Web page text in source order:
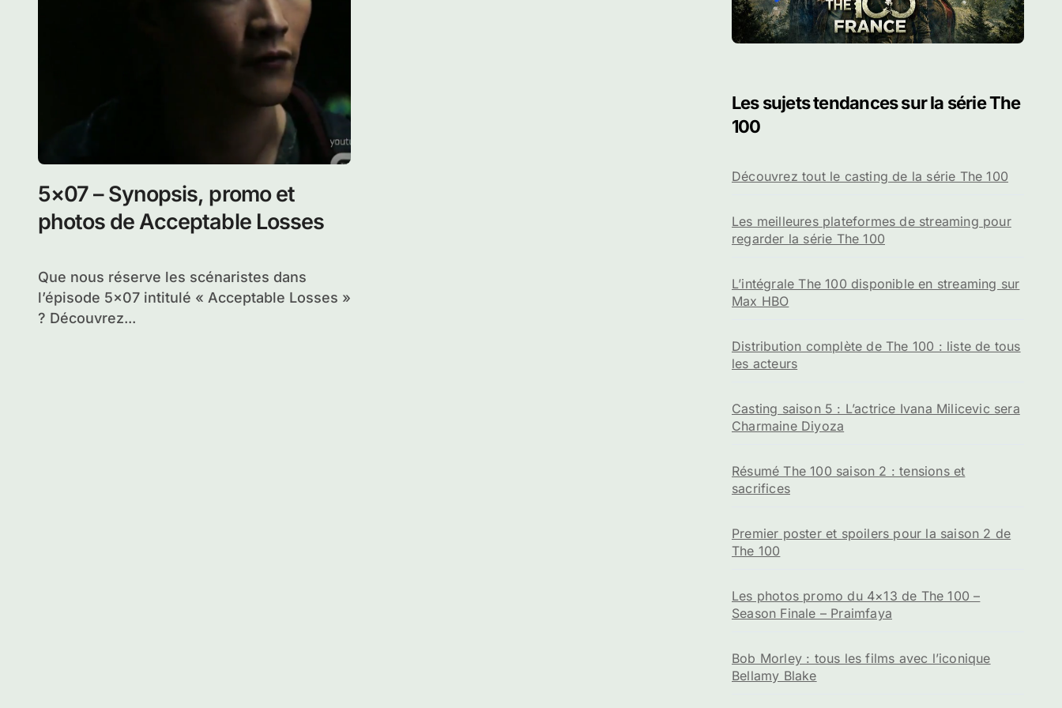
5×07 – Synopsis, promo et
photos de Acceptable Losses
Que nous réserve les scénaristes dans
l’épisode 5×07 intitulé « Acceptable Losses »
? Découvrez...
Les sujets tendances sur la série The
100
Découvrez tout le casting de la série The 100
Les meilleures plateformes de streaming pour
regarder la série The 100
L’intégrale The 100 disponible en streaming sur
Max HBO
Distribution complète de The 100 : liste de tous
les acteurs
Casting saison 5 : L’actrice Ivana Milicevic sera
Charmaine Diyoza
Résumé The 100 saison 2 : tensions et
sacrifices
Premier poster et spoilers pour la saison 2 de
The 100
Les photos promo du 4×13 de The 100 –
Season Finale – Praimfaya
Bob Morley : tous les films avec l’iconique
Bellamy Blake